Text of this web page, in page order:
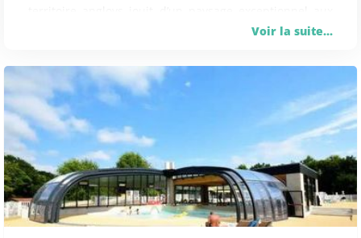
nuances bleu océan et vert forêt, où s’immisce le blanc
pseudonyme de « La Petite Californie ». Sports
nautiques, randonnées ou farniente ? Il y en a pour
tous les goûts lors de ce camping à Anglet.
LES INCONTOURNABLES AUX ALENTOURS
D’ANGLET
Indubitablement, les plages constituent l’atout majeur
d’Anglet. Bronzette, promenade à vélo ou à pieds, surf,
coucher du soleil… la liste est longue quant aux
activités en bord de mer. Installé à deux pas de la côte,
Voir la suite...